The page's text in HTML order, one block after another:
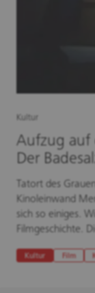
Kultur
Aufzug auf
Der
Tatort des
Kinoleinwand
sich so einiges.
Filmgeschichte.
Kultur Film